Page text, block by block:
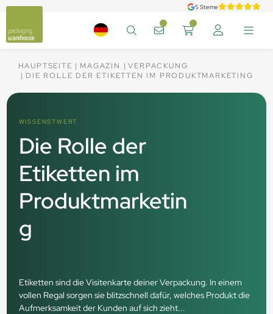
5 Sterne
HAUPTSEITE MAGAZIN
VERPACKUNG
DIE ROLLE DER ETIKETTEN IM PRODUKTMARKETING
WISSENSTWERT
Die Rolle der
Etiketten im
Produktmarketin
g
Etiketten sind die Visitenkarte deiner Verpackung. In einem
vollen Regal sorgen sie blitzschnell dafür, welches Produkt die
Aufmerksamkeit der Kunden auf sich zieht...